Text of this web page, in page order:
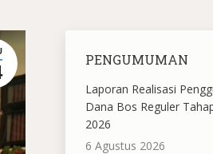
PENGUMUMAN
Laporan Realisasi
Dana Bos Reguler
2026
6 Agustus 2026